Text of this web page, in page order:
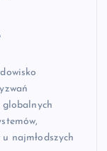
globalnych
najmłodszych